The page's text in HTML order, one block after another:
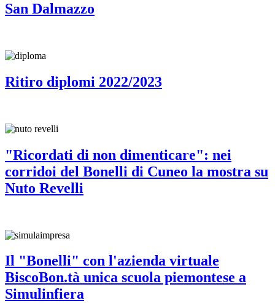
San Dalmazzo
Ritiro diplomi 2022/2023
"Ricordati di non dimenticare": nei
corridoi del Bonelli di Cuneo la mostra su
Nuto Revelli
Il "Bonelli" con l'azienda virtuale
BiscoBon.tà unica scuola piemontese a
Simulinfiera